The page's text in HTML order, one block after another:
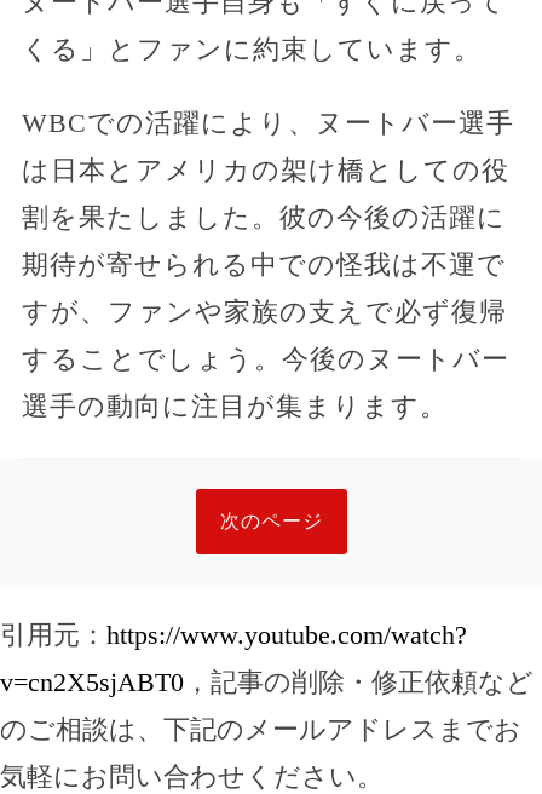
くる」とファンに約束しています。
WBCでの活躍により、ヌートバー選手
は日本とアメリカの架け橋としての役
割を果たしました。彼の今後の活躍に
期待が寄せられる中での怪我は不運で
すが、ファンや家族の支えで必ず復帰
することでしょう。今後のヌートバー
選手の動向に注目が集まります。
次のページ
引用元： https://www.youtube.com/watch?
v=cn2X5sjABT0 ，記事の削除・修正依頼など
のご相談は、下記のメールアドレスまでお
気軽にお問い合わせください。